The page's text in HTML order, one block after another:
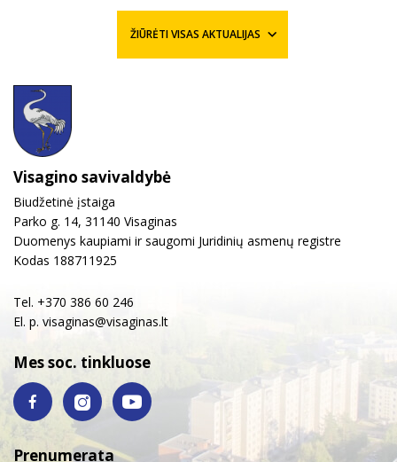
ŽIŪRĖTI VISAS AKTUALIJAS
Visagino savivaldybė
Biudžetinė įstaiga
Parko g. 14, 31140 Visaginas
Duomenys kaupiami ir saugomi Juridinių asmenų registre
Kodas 188711925
Tel. +370 386 60 246
El. p. visaginas@visaginas.lt
Mes soc. tinkluose
Prenumerata